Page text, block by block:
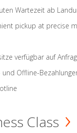
Wartezeit ab
pickup at precise
verfügbar auf
und Offline-
Class